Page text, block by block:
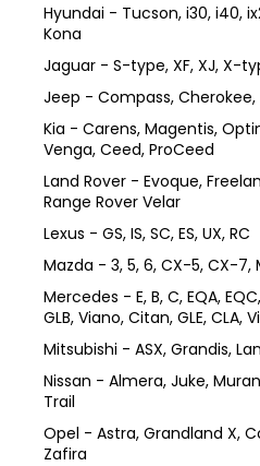
Hyundai - Tucson, i30, i40,
Kona
Jaguar - S-type, XF, XJ, X-
Jeep - Compass, Cherokee,
Kia - Carens, Magentis,
Venga, Ceed, ProCeed
Land Rover - Evoque,
Range Rover Velar
Lexus - GS, IS, SC, ES, UX, RC
Mazda - 3, 5, 6, CX-5, CX-7,
Mercedes - E, B, C, EQA, EQC,
GLB, Viano, Citan, GLE, CLA,
Mitsubishi - ASX, Grandis,
Nissan - Almera, Juke,
Trail
Opel - Astra, Grandland X,
Zafira